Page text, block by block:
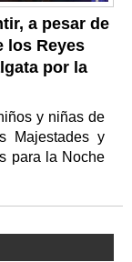
a pesar de
los Reyes
por la
y niñas de
Majestades y
para la Noche